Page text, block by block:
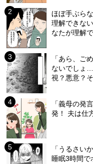
ほぼ手ぶら
理解できな
なたが理解
「あら、ご
ないでしょ
視？悪意？
「義母の発
発！ 夫は仕
「うるさい
睡眠3時間